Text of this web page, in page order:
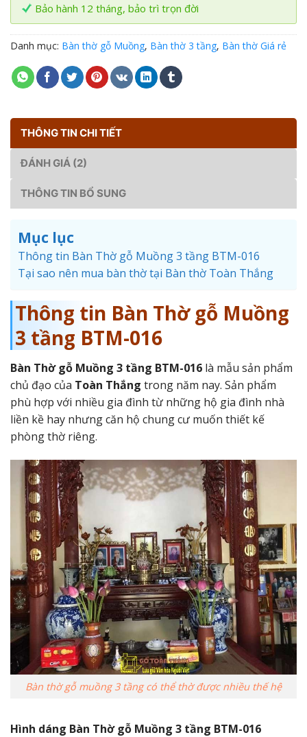
Bảo hành 12 tháng, bảo trì trọn đời
Danh mục: Bàn thờ gỗ Muồng, Bàn thờ 3 tầng, Bàn thờ Giá rẻ
THÔNG TIN CHI TIẾT
ĐÁNH GIÁ (2)
THÔNG TIN BỔ SUNG
Mục lục
Thông tin Bàn Thờ gỗ Muồng 3 tầng BTM-016
Tại sao nên mua bàn thờ tại Bàn thờ Toàn Thắng
Thông tin Bàn Thờ gỗ Muồng
3 tầng BTM-016
Bàn Thờ gỗ Muồng 3 tầng BTM-016 là mẫu sản phẩm
chủ đạo của Toàn Thắng trong năm nay. Sản phẩm
phù hợp với nhiều gia đình từ những hộ gia đình nhà
liền kề hay nhưng căn hộ chung cư muốn thiết kế
phòng thờ riêng.
Bàn thờ gỗ muồng 3 tầng có thể thờ được nhiều thế hệ
Hình dáng Bàn Thờ gỗ Muồng 3 tầng BTM-016